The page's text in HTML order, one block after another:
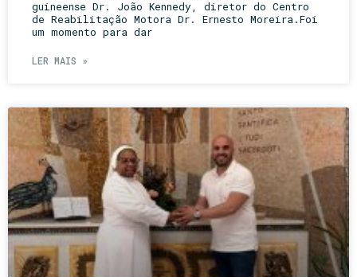
guineense Dr. João Kennedy, diretor do Centro
de Reabilitação Motora Dr. Ernesto Moreira.Foi
um momento para dar
LER MAIS »